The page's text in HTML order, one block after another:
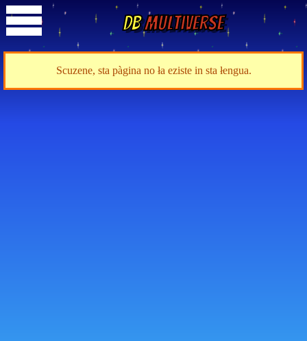
DBMultiverse
Scuzene, sta pàgina no ła eziste in sta łengua.